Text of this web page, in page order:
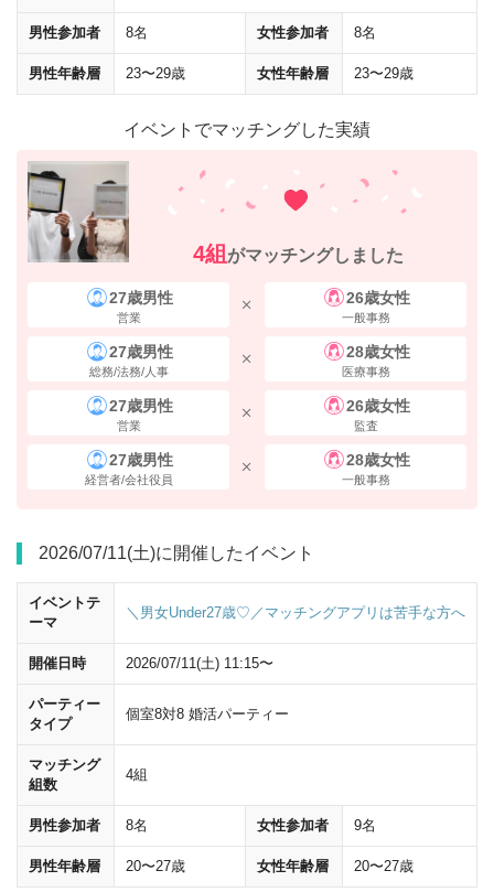
見えます。
右手側（四ツ橋筋方面）
横断歩道は渡らず、ビルの角を左に曲がってください。
男性参加者 8名 女性参加者 8名
男性年齢層 23〜29歳 女性年齢層 23〜29歳
イベントでマッチングした実績
4組がマッチングしました
27歳男性
営業
26歳女性
一般事務
27歳男性
総務/法務/人事
28歳女性
医療事務
27歳男性
営業
26歳女性
監査
27歳男性
経営者/会社役員
28歳女性
一般事務
2026/07/11(土)に開催したイベント
イベントテ
ーマ
＼男女Under27歳♡／マッチングアプリは苦手な方へ
開催日時 2026/07/11(土) 11:15〜
パーティー
タイプ
個室8対8 婚活パーティー
マッチング
組数
4組
男性参加者 8名 女性参加者 9名
男性年齢層 20〜27歳 女性年齢層 20〜27歳